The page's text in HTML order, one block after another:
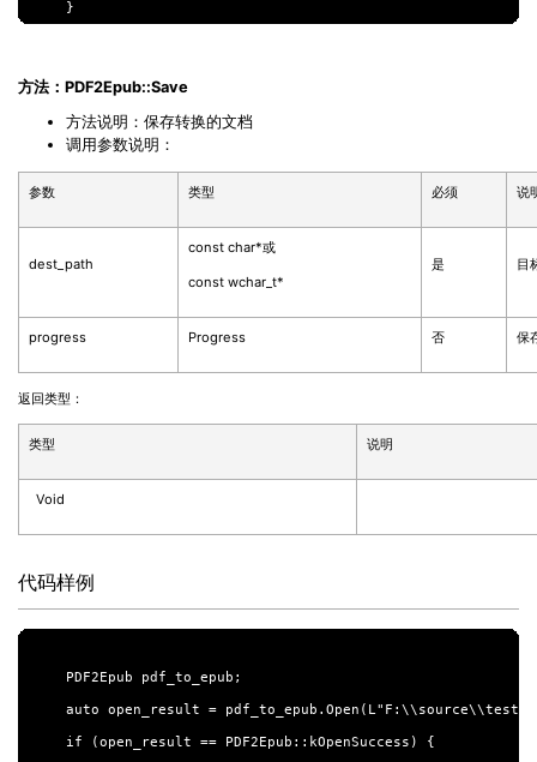
方法：PDF2Epub::Save
方法说明：保存转换的文档
调用参数说明：
参数 类型 必须 说
dest_path
const char*或
const wchar_t*
是 目
progress Progress 否 保
返回类型：
类型 说明
Void
代码样例
PDF2Epub pdf_to_epub;
auto open_result =
if (open_result == PDF2Epub::kOpenSuccess) {